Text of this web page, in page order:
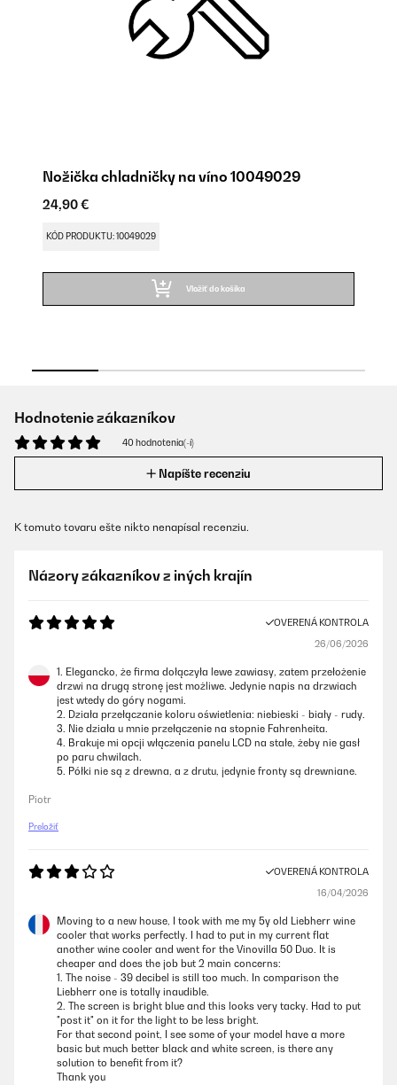
Nožička chladničky na víno 10049029
24,90 €
KÓD PRODUKTU: 10049029
Vložiť do košíka
Hodnotenie zákazníkov
40 hodnotenia(-í)
Napíšte recenziu
K tomuto tovaru ešte nikto nenapísal recenziu.
Názory zákazníkov z iných krajín
OVERENÁ KONTROLA
26/06/2026
1. Elegancko, że firma dołączyła lewe zawiasy, zatem przełożenie
drzwi na drugą stronę jest możliwe. Jedynie napis na drzwiach
jest wtedy do góry nogami.
2. Działa przełączanie koloru oświetlenia: niebieski - biały - rudy.
3. Nie działa u mnie przełączenie na stopnie Fahrenheita.
4. Brakuje mi opcji włączenia panelu LCD na stałe, żeby nie gasł
po paru chwilach.
5. Półki nie są z drewna, a z drutu, jedynie fronty są drewniane.
Piotr
Preložiť
OVERENÁ KONTROLA
16/04/2026
Moving to a new house, I took with me my 5y old Liebherr wine
cooler that works perfectly. I had to put in my current flat
another wine cooler and went for the Vinovilla 50 Duo. It is
cheaper and does the job but 2 main concerns:
1. The noise - 39 decibel is still too much. In comparison the
Liebherr one is totally inaudible.
2. The screen is bright blue and this looks very tacky. Had to put
"post it" on it for the light to be less bright.
For that second point, I see some of your model have a more
basic but much better black and white screen, is there any
solution to benefit from it?
Thank you